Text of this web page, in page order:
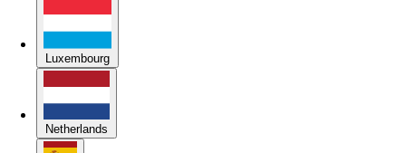
Luxembourg
Netherlands